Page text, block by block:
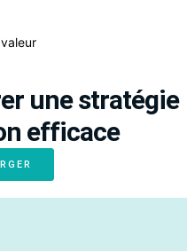
une stratégie
efficace